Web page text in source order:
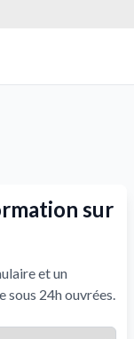
sur
et un
sous 24h ouvrées.